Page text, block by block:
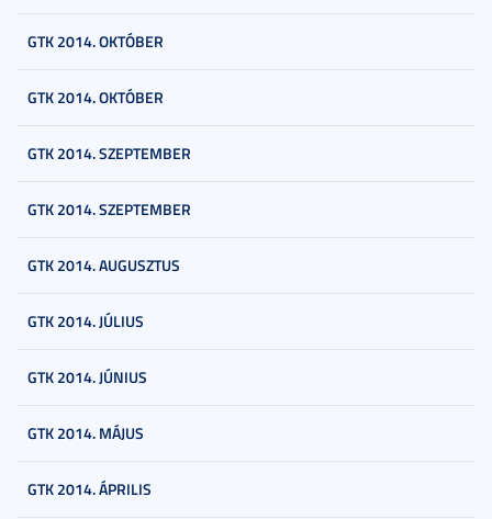
GTK 2014. OKTÓBER
GTK 2014. OKTÓBER
GTK 2014. SZEPTEMBER
GTK 2014. SZEPTEMBER
GTK 2014. AUGUSZTUS
GTK 2014. JÚLIUS
GTK 2014. JÚNIUS
GTK 2014. MÁJUS
GTK 2014. ÁPRILIS